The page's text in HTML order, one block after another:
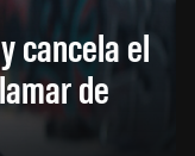
cancela el
de